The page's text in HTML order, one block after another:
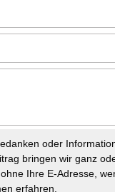
oder
bringen wir ganz
Ihre E-Adresse,
erfahren.